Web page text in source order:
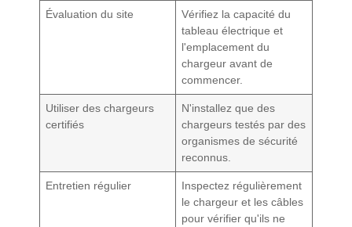
Évaluation du site
Vérifiez la capacité du
tableau électrique et
l'emplacement du
chargeur avant de
commencer.
Utiliser des chargeurs
certifiés
N'installez que des
chargeurs testés par des
organismes de sécurité
reconnus.
Entretien régulier
Inspectez régulièrement
le chargeur et les câbles
pour vérifier qu'ils ne